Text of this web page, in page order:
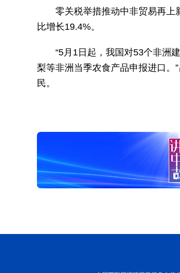
零关税举措推动中非贸易再上
比增长19.4%。
“5月1日起，我国对53个非洲
梨等非洲当季农食产品申报进口。
民。